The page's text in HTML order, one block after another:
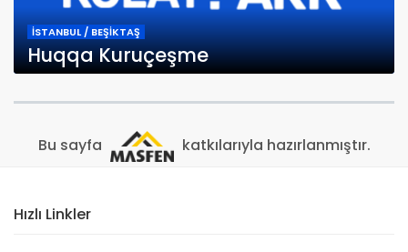
İSTANBUL / BEŞİKTAŞ
Huqqa Kuruçeşme
Bu sayfa katkılarıyla hazırlanmıştır.
Hızlı Linkler